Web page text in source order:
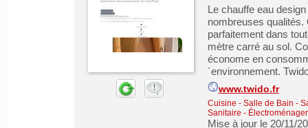
Le chauffe eau
nombreuses qualités.
parfaitement dans
mètre carré au sol.
économe en
´environnement.
www.twido.fr
Cuisine - Salle de Bain -
Sanitaire -
Mise à jour le 20/11/